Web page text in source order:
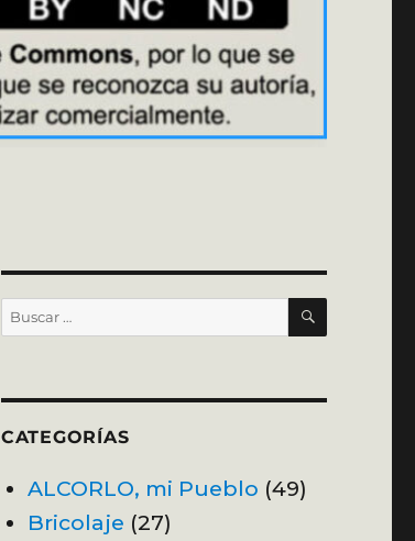
Buscar
por:
BUSCAR
CATEGORÍAS
ALCORLO, mi Pueblo (49)
Bricolaje (27)